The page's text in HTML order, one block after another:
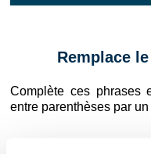
Remplace
Complète ces phrases
entre parenthèses par